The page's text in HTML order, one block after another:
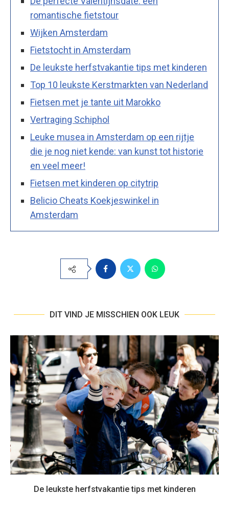
romantische fietstour
Wijken Amsterdam
Fietstocht in Amsterdam
De leukste herfstvakantie tips met kinderen
Top 10 leukste Kerstmarkten van Nederland
Fietsen met je tante uit Marokko
Vertraging Schiphol
Leuke musea in Amsterdam op een rijtje
die je nog niet kende: van kunst tot historie
en veel meer!
Fietsen met kinderen op citytrip
Belicio Cheats Koekjeswinkel in
Amsterdam
DIT VIND JE MISSCHIEN OOK LEUK
De leukste herfstvakantie tips met kinderen